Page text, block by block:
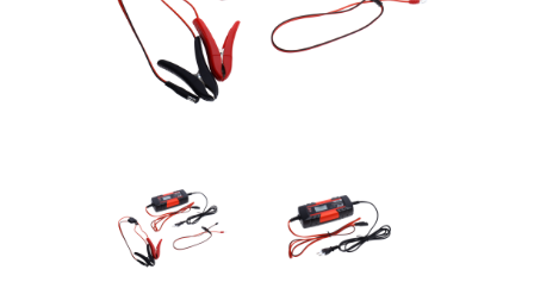
Купить в 1 клик
В кредит от 113 руб/